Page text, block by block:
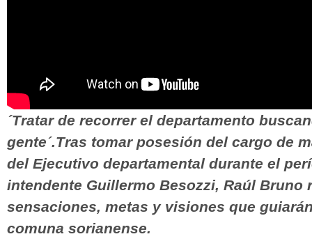
´Tratar de recorrer el departamento
gente´.Tras tomar posesión del cargo de
del Ejecutivo departamental durante el
intendente Guillermo Besozzi, Raúl Bruno
sensaciones, metas y visiones que
comuna sorianense.